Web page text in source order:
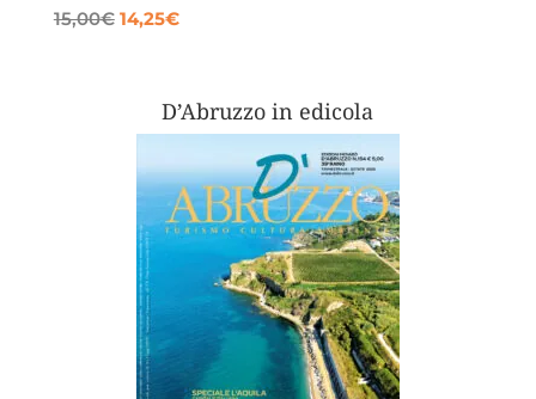
15,00€ Il
15,00€.
14,25€Il
è:
14,25€.
D’Abruzzo in edicola